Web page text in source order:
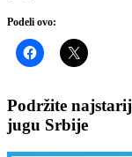
Podeli ovo:
Podržite
jugu Srbije